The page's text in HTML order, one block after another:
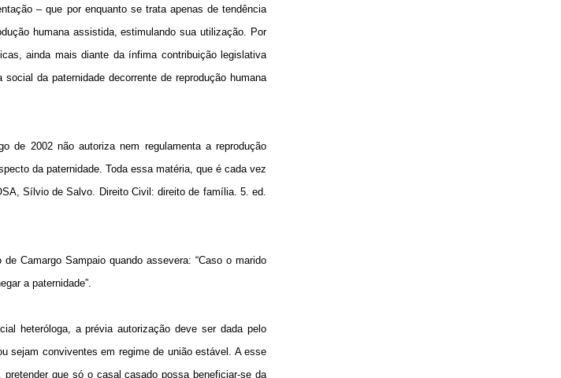
– que por enquanto se trata apenas de tendência
humana assistida, estimulando sua utilização. Por
ainda mais diante da ínfima contribuição legislativa
da paternidade decorrente de reprodução humana
de 2002 não autoriza nem regulamenta a reprodução
da paternidade. Toda essa matéria, que é cada vez
Sílvio de Salvo. Direito Civil: direito de família. 5. ed.
Camargo Sampaio quando assevera: “Caso o marido
a paternidade”.
heteróloga, a prévia autorização deve ser dada pelo
sejam conviventes em regime de união estável. A esse
que só o casal casado possa beneficiar-se da